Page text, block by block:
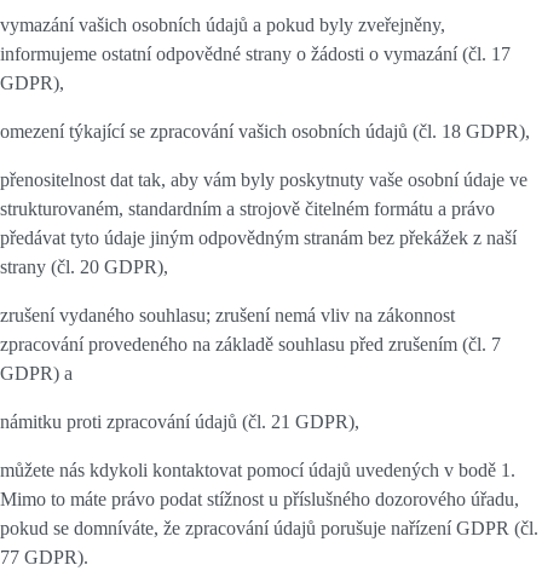
vymazání vašich osobních údajů a pokud byly zveřejněny,
informujeme ostatní odpovědné strany o žádosti o vymazání (čl. 17
GDPR),
omezení týkající se zpracování vašich osobních údajů (čl. 18 GDPR),
přenositelnost dat tak, aby vám byly poskytnuty vaše osobní údaje ve
strukturovaném, standardním a strojově čitelném formátu a právo
předávat tyto údaje jiným odpovědným stranám bez překážek z naší
strany (čl. 20 GDPR),
zrušení vydaného souhlasu; zrušení nemá vliv na zákonnost
zpracování provedeného na základě souhlasu před zrušením (čl. 7
GDPR) a
námitku proti zpracování údajů (čl. 21 GDPR),
můžete nás kdykoli kontaktovat pomocí údajů uvedených v bodě 1.
Mimo to máte právo podat stížnost u příslušného dozorového úřadu,
pokud se domníváte, že zpracování údajů porušuje nařízení GDPR (čl.
77 GDPR).